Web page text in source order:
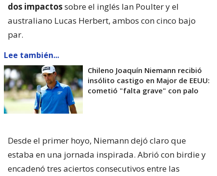
dos impactossobre el inglés Ian Poulter y el
australiano Lucas Herbert, ambos con cinco bajo
par.
Lee también...
Chileno Joaquín Niemann recibió
insólito castigo en Major de EEUU:
cometió "falta grave" con palo
Desde el primer hoyo, Niemann dejó claro que
estaba en una jornada inspirada. Abrió con birdie y
encadenó tres aciertos consecutivos entre las